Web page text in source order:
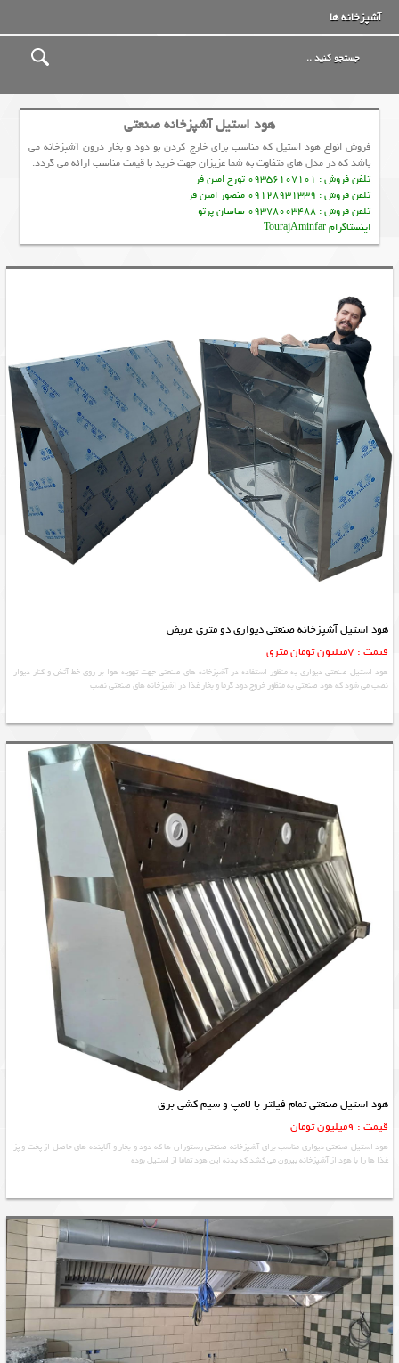
آشپزخانه ها
هود استیل آشپزخانه صنعتی
فروش انواع هود استیل که مناسب برای خارج کردن بو دود و بخار درون آشپزخانه می
باشد که در مدل های متفاوت به شما عزیزان جهت خرید با قیمت مناسب ارائه می گردد.
تلفن فروش : 09356107101 تورج امین فر
تلفن فروش : 09128931339 منصور امین فر
تلفن فروش : 09378003488 ساسان پرتو
اینستاگرام TourajAminfar
هود استیل آشپزخانه صنعتی دیواری دو متری عریض
قیمت : 7میلیون تومان متری
هود استیل صنعتی دیواری به منظور استفاده در آشپزخانه های صنعتی جهت تهویه هوا بر روی خط آتش و کنار دیوار
نصب می شود که هود صنعتی به منظور خروج دود گرما و بخار غذا در آشپزخانه های صنعتی نصب
هود استیل صنعتی تمام فیلتر با لامپ و سیم کشی برق
قیمت : 9میلیون تومان
هود استیل صنعتی دیواری مناسب برای آشپزخانه صنعتی رستوران ها که دود و بخار و آلاینده های حاصل از پخت و پز
غذا ها را با هود از آشپزخانه بیرون می کشد که بدنه این هود تماما از استیل بوده